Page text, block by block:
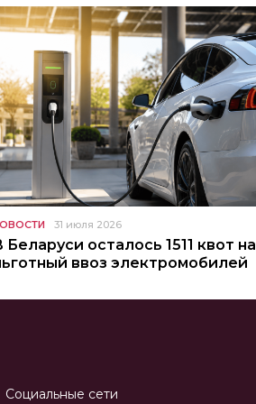
31 июля 2026
Беларуси осталось 1511 квот на
ввоз электромобилей
Социальные сети